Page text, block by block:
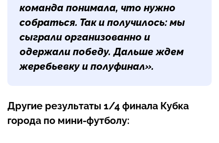
команда понимала, что нужно
собраться. Так и получилось: мы
сыграли организованно и
одержали победу. Дальше ждем
жеребьевку и полуфинал».
Другие результаты 1/4 финала Кубка
города по мини-футболу: